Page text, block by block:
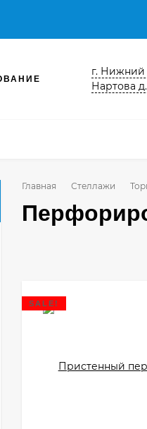
г. Нижний
Нартова
Главная Стеллажи
SALE!